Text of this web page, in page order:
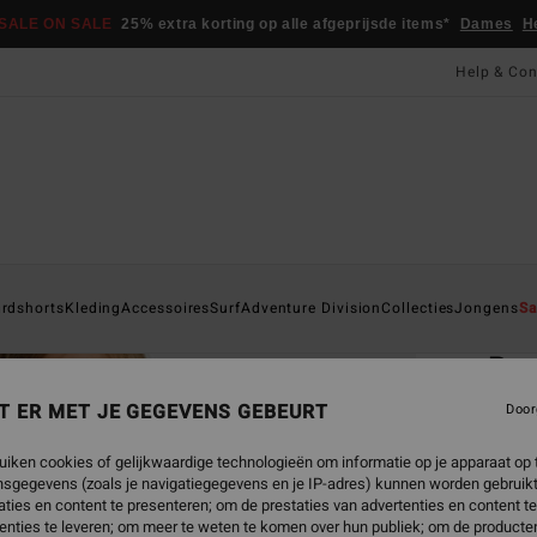
SALE ON SALE 25% extra korting op alle afgeprijsde items* Dames
Help &
KledingAccessoiresSurfAdventure DivisionCollectiesJongens
ECO-
€
ER MET JE GEGEVENS GEBEURT
cookies of gelijkwaardige technologieën om informatie op je apparaat
(zoals je navigatiegegevens en je IP-adres) kunnen worden
en content te presenteren; om de prestaties van advertenties en content
te leveren; om meer te weten te komen over hun publiek; om de